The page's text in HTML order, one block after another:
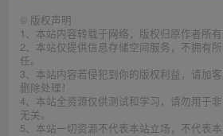
© 版权声明
1、本站内容转载于网络，版权归原作者所有
2、本站仅提供信息存储空间服务，不拥有
任。
3、本站内容若侵犯到你的版权利益，请加
删除处理！
4、本站全资源仅供测试和学习，请勿用于
无关。
5、本站一切资源不代表本站立场，不代表